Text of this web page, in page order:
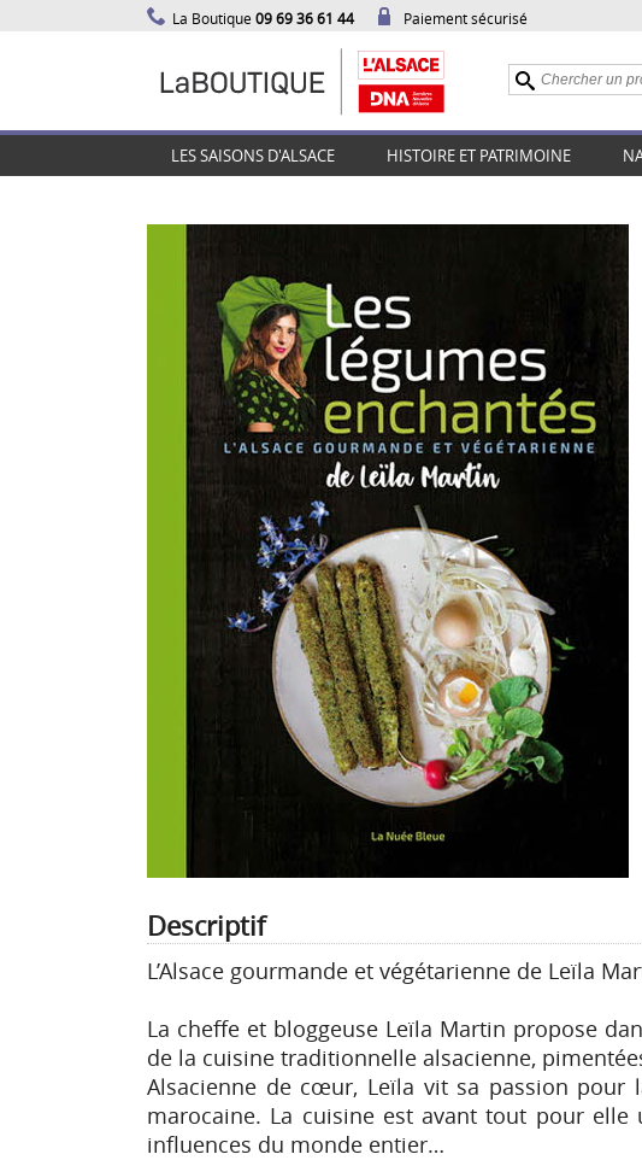
La Boutique09 69 36 61 44 Paiement sécurisé
LES SAISONS D'ALSACE HISTOIRE ET PATRIMOINE
Descriptif
L’Alsace gourmande et végétarienne de Leïla
La cheffe et bloggeuse Leïla Martin propose
de la cuisine traditionnelle alsacienne,
Alsacienne de cœur, Leïla vit sa passion pour
marocaine. La cuisine est avant tout pour
influences du monde entier…